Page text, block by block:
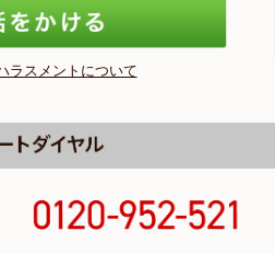
ラスメントについて